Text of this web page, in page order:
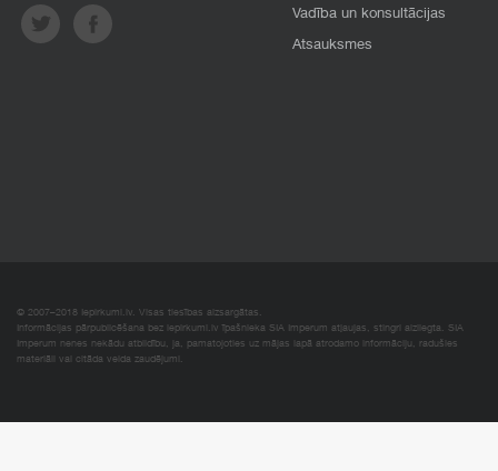
Vadība un konsultācijas
Atsauksmes
© 2007–2018 Iepirkumi.lv. Visas tiesības aizsargātas.
Informācijas pārpublicēšana bez iepirkumi.lv īpašnieka SIA Imperum atļaujas, stingri aizliegta. SIA
Imperum nenes nekādu atbildību, ja, pamatojoties uz mājas lapā atrodamo informāciju, radušies
materiāli vai citāda veida zaudējumi.